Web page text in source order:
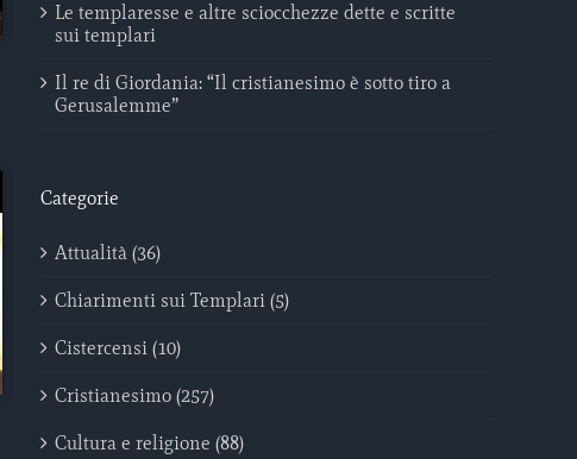
Le templaresse e altre sciocchezze dette e scritte
sui templari
Il re di Giordania: “Il cristianesimo è sotto tiro a
Gerusalemme”
Categorie
Attualità (36)
Chiarimenti sui Templari (5)
Cistercensi (10)
Cristianesimo (257)
Cultura e religione (88)